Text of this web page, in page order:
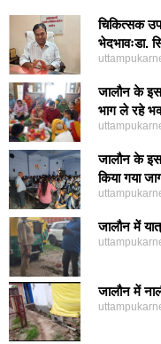
चिकित्सक
भेदभावःडा.
जालौन के इस
भाग ले रहे
जालौन के
किया गया
जालौन में
जालौन में